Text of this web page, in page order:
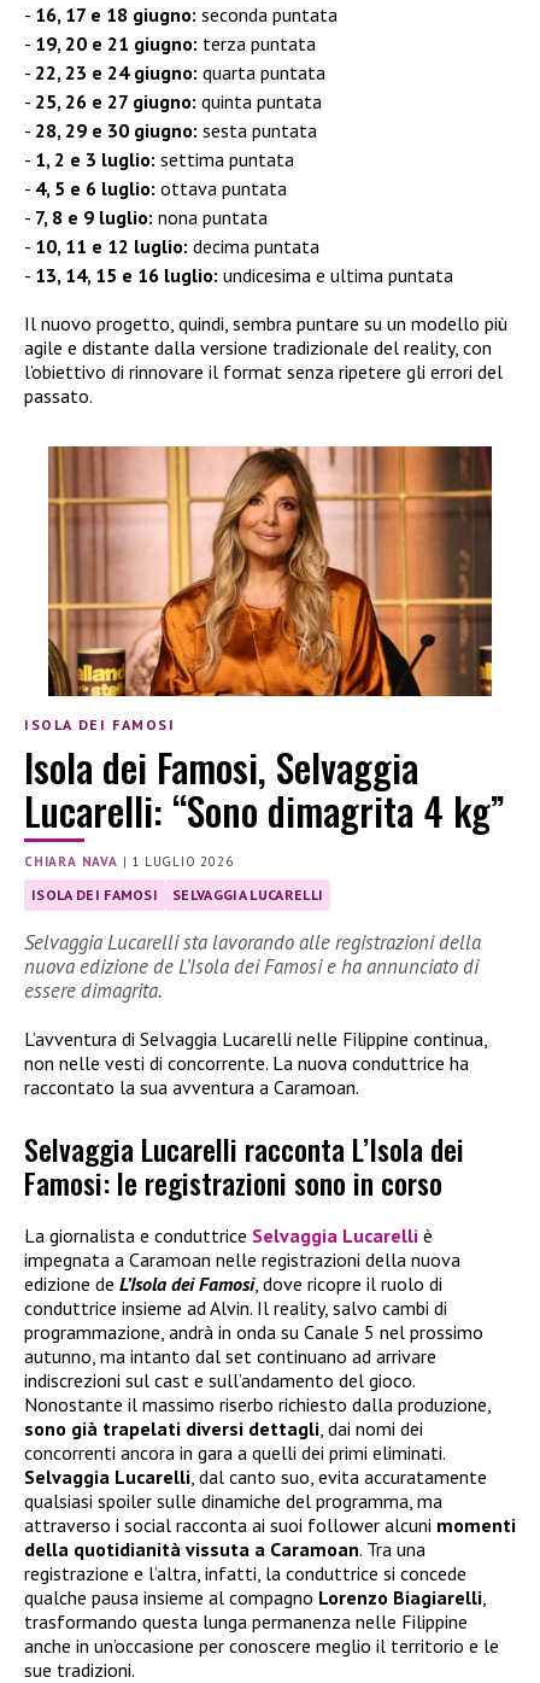
16, 17 e 18 giugno: seconda puntata
19, 20 e 21 giugno: terza puntata
22, 23 e 24 giugno: quarta puntata
25, 26 e 27 giugno: quinta puntata
28, 29 e 30 giugno: sesta puntata
1, 2 e 3 luglio: settima puntata
4, 5 e 6 luglio: ottava puntata
7, 8 e 9 luglio: nona puntata
10, 11 e 12 luglio: decima puntata
13, 14, 15 e 16 luglio: undicesima e ultima puntata
Il nuovo progetto, quindi, sembra puntare su un modello più
agile e distante dalla versione tradizionale del reality, con
l’obiettivo di rinnovare il format senza ripetere gli errori del
passato.
ISOLA DEI FAMOSI
Isola dei Famosi, Selvaggia
Lucarelli: “Sono dimagrita 4 kg”
CHIARA NAVA | 1 LUGLIO 2026
ISOLA DEI FAMOSI SELVAGGIA LUCARELLI
Selvaggia Lucarelli sta lavorando alle registrazioni della
nuova edizione de L’Isola dei Famosi e ha annunciato di
essere dimagrita.
L’avventura di Selvaggia Lucarelli nelle Filippine continua,
non nelle vesti di concorrente. La nuova conduttrice ha
raccontato la sua avventura a Caramoan.
Selvaggia Lucarelli racconta L’Isola dei
Famosi: le registrazioni sono in corso
La giornalista e conduttrice Selvaggia Lucarelli è
impegnata a Caramoan nelle registrazioni della nuova
edizione de L’Isola dei Famosi, dove ricopre il ruolo di
conduttrice insieme ad Alvin. Il reality, salvo cambi di
programmazione, andrà in onda su Canale 5 nel prossimo
autunno, ma intanto dal set continuano ad arrivare
indiscrezioni sul cast e sull’andamento del gioco.
Nonostante il massimo riserbo richiesto dalla produzione,
sono già trapelati diversi dettagli , dai nomi dei
concorrenti ancora in gara a quelli dei primi eliminati.
Selvaggia Lucarelli , dal canto suo, evita accuratamente
qualsiasi spoiler sulle dinamiche del programma, ma
attraverso i social racconta ai suoi follower alcuni momenti
della quotidianità vissuta a Caramoan. Tra una
registrazione e l’altra, infatti, la conduttrice si concede
qualche pausa insieme al compagno Lorenzo Biagiarelli
trasformando questa lunga permanenza nelle Filippine
anche in un’occasione per conoscere meglio il territorio e le
sue tradizioni.